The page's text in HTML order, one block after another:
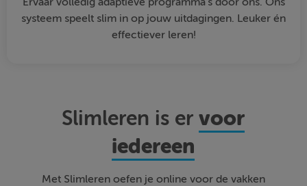
systeem speelt slim in op jouw uitdagingen. Leuker én
effectiever leren!
Slimleren is ervoor
iedereen
Met Slimleren oefen je online voor de vakken